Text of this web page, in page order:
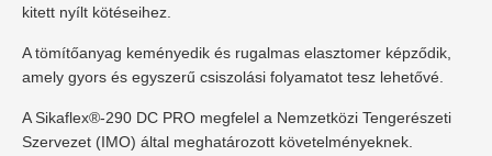
kitett nyílt kötéseihez.
A tömítőanyag keményedik és rugalmas elasztomer képződik,
amely gyors és egyszerű csiszolási folyamatot tesz lehetővé.
A Sikaflex®-290 DC PRO megfelel a Nemzetközi Tengerészeti
Szervezet (IMO) által meghatározott követelményeknek.